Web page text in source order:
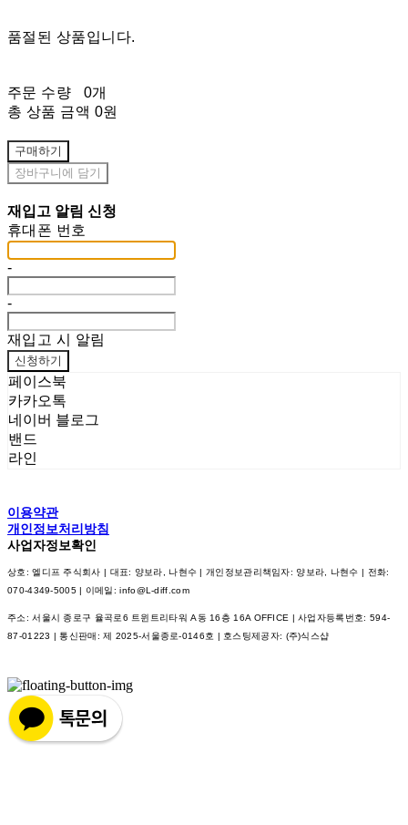
품절된 상품입니다.
주문 수량
0개
총 상품 금액 0원
구매하기
장바구니에 담기
재입고 알림 신청
휴대폰 번호
-
-
재입고 시 알림
신청하기
페이스북
카카오톡
네이버 블로그
밴드
라인
이용약관
개인정보처리방침
사업자정보확인
상호: 엘디프 주식회사 | 대표: 양보라, 나현수 | 개인정보관리책임자: 양보라, 나현수 | 전화:
070-4349-5005 | 이메일: info@L-diff.com
주소: 서울시 종로구 율곡로6 트윈트리타워 A동 16층 16A OFFICE | 사업자등록번호: 594-
87-01223 | 통신판매:제 2025-서울종로-0146호 | 호스팅제공자: (주)식스샵